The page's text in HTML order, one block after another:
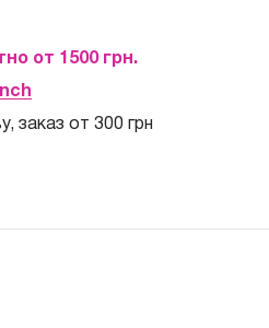
от 1500 грн.
заказ от 300 грн